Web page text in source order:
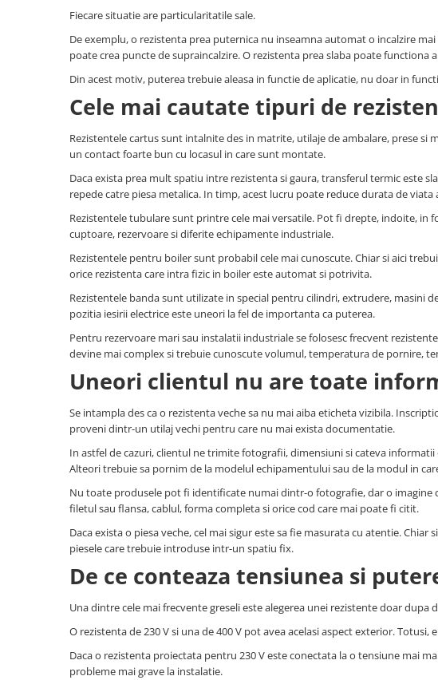
Aparate de sudura plastic cu aer
Duze sudura plastic cu aer cald
Unelte de mana
Cutie metalica de transport
Echipamente electrice și
Conectori prize cabluri
Conectori industriali
Control și automatizare
Comutator și senzor
Controlere de temperatură
Piese electrice industriale
SSR & relee
Sisteme de răcire
Unități de condiționare matrițe
Piese & accesorii
Componente electrice
Cabluri de alimentare
Masina de injectie mase plastice
Aplicatii ale rezistentelor electrice
Soluții domeniul de utilizare
Senzori & măsurare & Termocupla
Pentru HoReCa (hoteluri,
restaurante, cafenele)
Pentru industria alimentară
Fiecare situatie are particularitatile sale.
De exemplu, o rezistenta prea puternica nu inseamna automat o incalzire
poate crea puncte de supraincalzire. O rezistenta prea slaba poate
Din acest motiv, puterea trebuie aleasa in functie de aplicatie, nu doar in
Cele mai cautate tipuri de
Rezistentele cartus sunt intalnite des in matrite, utilaje de ambalare, prese
un contact foarte bun cu locasul in care sunt montate.
Daca exista prea mult spatiu intre rezistenta si gaura, transferul termic este
repede catre piesa metalica. In timp, acest lucru poate reduce durata de viata
Rezistentele tubulare sunt printre cele mai versatile. Pot fi drepte, indoite, in
cuptoare, rezervoare si diferite echipamente industriale.
Rezistentele pentru boiler sunt probabil cele mai cunoscute. Chiar si aici
orice rezistenta care intra fizic in boiler este automat si potrivita.
Rezistentele banda sunt utilizate in special pentru cilindri, extrudere, masini
pozitia iesirii electrice este uneori la fel de importanta ca puterea.
Pentru rezervoare mari sau instalatii industriale se folosesc frecvent
devine mai complex si trebuie cunoscute volumul, temperatura de pornire,
Uneori clientul nu are toate
Se intampla des ca o rezistenta veche sa nu mai aiba eticheta vizibila.
proveni dintr-un utilaj vechi pentru care nu mai exista documentatie.
In astfel de cazuri, clientul ne trimite fotografii, dimensiuni si cateva
Alteori trebuie sa pornim de la modelul echipamentului sau de la modul in
Nu toate produsele pot fi identificate numai dintr-o fotografie, dar o imagine
filetul sau flansa, cablul, forma completa si orice cod care mai poate fi citit.
Daca exista o piesa veche, cel mai sigur este sa fie masurata cu atentie.
piesele care trebuie introduse intr-un spatiu fix.
De ce conteaza tensiunea si
Una dintre cele mai frecvente greseli este alegerea unei rezistente doar dupa
O rezistenta de 230 V si una de 400 V pot avea acelasi aspect exterior.
Daca o rezistenta proiectata pentru 230 V este conectata la o tensiune mai
probleme mai grave la instalatie.